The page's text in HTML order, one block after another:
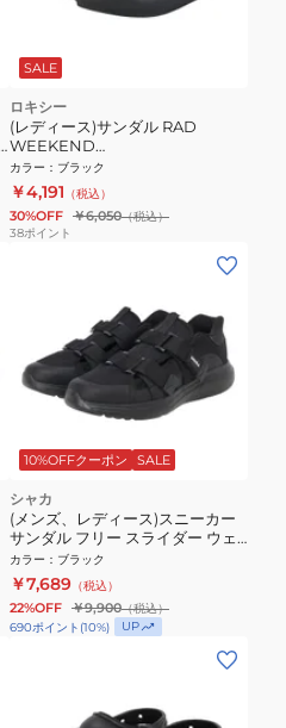
SALE
ロキシー
(レディース)サンダル RAD
WEEKEND
25SPRSD251210BLK
カラー ： ブラック
￥4,191 （税込）
30%OFF ￥6,050（税込）
38ポイント
10%OFFクーポン SALE
シャカ
(メンズ、レディース)スニーカー
サンダル フリー スライダー ウェ
ブ ブラック GEF SK-358 BLACK
スポーツ サンダル カジュアルシ
ューズ
カラー ： ブラック
￥7,689 （税込）
22%OFF ￥9,900（税込）
690ポイント (10%) UP